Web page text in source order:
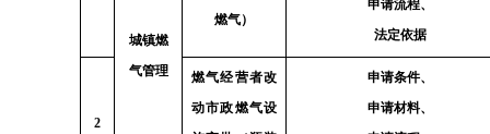
城镇燃
气管理
燃气）
申请流程、
法定依据
2
燃气经营者改
动市政燃气设
申请条件、
申请材料、